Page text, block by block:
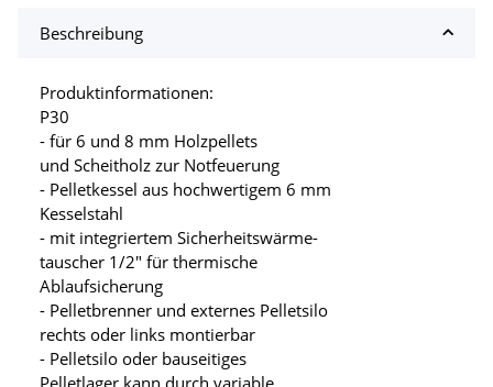
Beschreibung
Produktinformationen:
P30
- für 6 und 8 mm Holzpellets
und Scheitholz zur Notfeuerung
- Pelletkessel aus hochwertigem 6 mm
Kesselstahl
- mit integriertem Sicherheitswärme-
tauscher 1/2" für thermische
Ablaufsicherung
- Pelletbrenner und externes Pelletsilo
rechts oder links montierbar
- Pelletsilo oder bauseitiges
Pelletlager kann durch variable